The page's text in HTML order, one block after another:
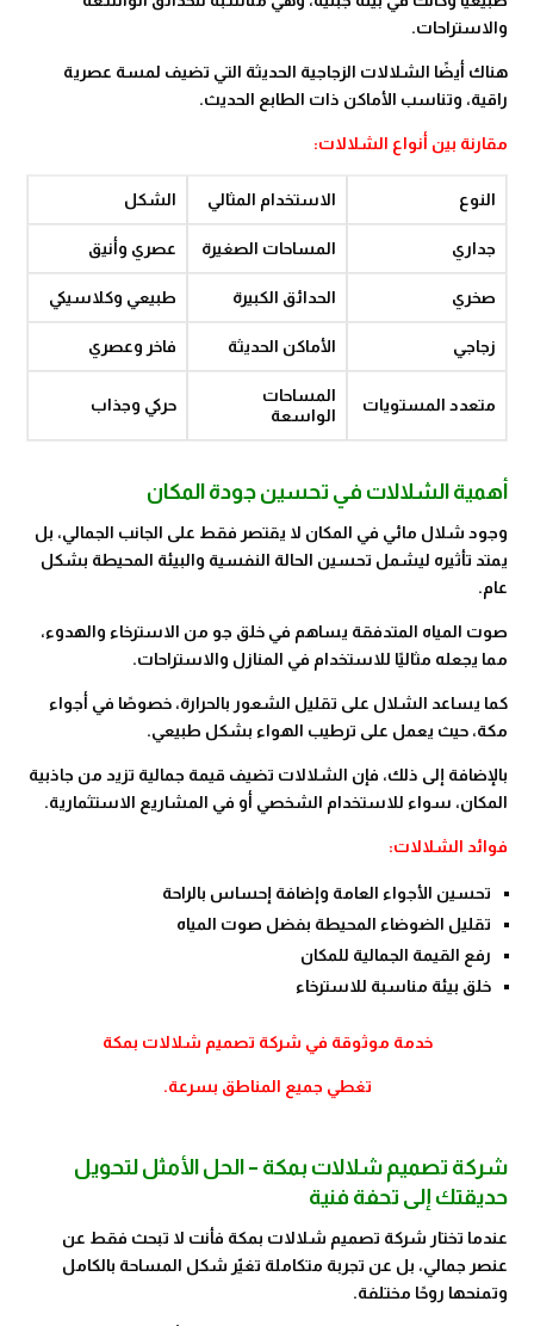
والاستراحات.
هناك أيضًا الشلالات الزجاجية الحديثة التي تضيف لمسة عصرية
راقية، وتناسب الأماكن ذات الطابع الحديث.
مقارنة بين أنواع الشلالات:
النوع الاستخدام المثالي الشكل
جداري المساحات الصغيرة عصري وأنيق
صخري الحدائق الكبيرة طبيعي وكلاسيكي
زجاجي الأماكن الحديثة فاخر وعصري
متعدد المستويات
المساحات
الواسعة
حركي وجذاب
أهمية الشلالات في تحسين جودة المكان
وجود شلال مائي في المكان لا يقتصر فقط على الجانب الجمالي، بل
يمتد تأثيره ليشمل تحسين الحالة النفسية والبيئة المحيطة بشكل
عام.
صوت المياه المتدفقة يساهم في خلق جو من الاسترخاء والهدوء،
مما يجعله مثاليًا للاستخدام في المنازل والاستراحات.
كما يساعد الشلال على تقليل الشعور بالحرارة، خصوصًا في أجواء
مكة، حيث يعمل على ترطيب الهواء بشكل طبيعي.
بالإضافة إلى ذلك، فإن الشلالات تضيف قيمة جمالية تزيد من جاذبية
المكان، سواء للاستخدام الشخصي أو في المشاريع الاستثمارية.
فوائد الشلالات:
تحسين الأجواء العامة وإضافة إحساس بالراحة
تقليل الضوضاء المحيطة بفضل صوت المياه
رفع القيمة الجمالية للمكان
خلق بيئة مناسبة للاسترخاء
خدمة موثوقة في شركة تصميم شلالات بمكة
تغطي جميع المناطق بسرعة.
شركة تصميم شلالات بمكة – الحل الأمثل لتحويل
حديقتك إلى تحفة فنية
عندما تختار شركة تصميم شلالات بمكة فأنت لا تبحث فقط عن
عنصر جمالي، بل عن تجربة متكاملة تغيّر شكل المساحة بالكامل
وتمنحها روحًا مختلفة.